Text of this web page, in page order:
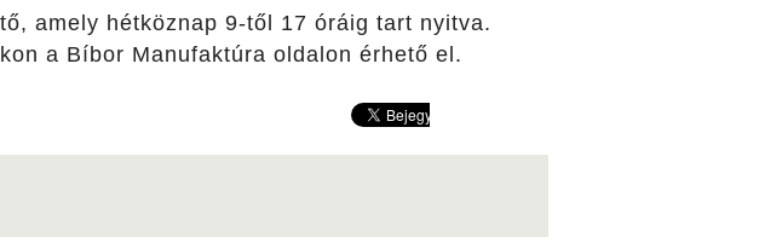
amely hétköznap 9-től 17 óráig tart nyitva.
a Bíbor Manufaktúra oldalon érhető el.